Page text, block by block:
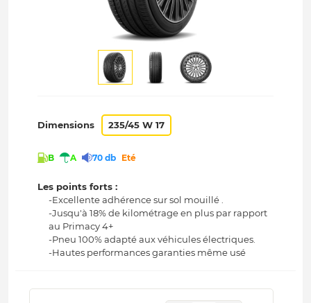
Dimensions 235/45 W 17
B A 70 db Eté
Les points forts :
-Excellente adhérence sur sol mouillé .
-Jusqu'à 18% de kilométrage en plus par rapport
au Primacy 4+
-Pneu 100% adapté aux véhicules électriques.
-Hautes performances garanties même usé